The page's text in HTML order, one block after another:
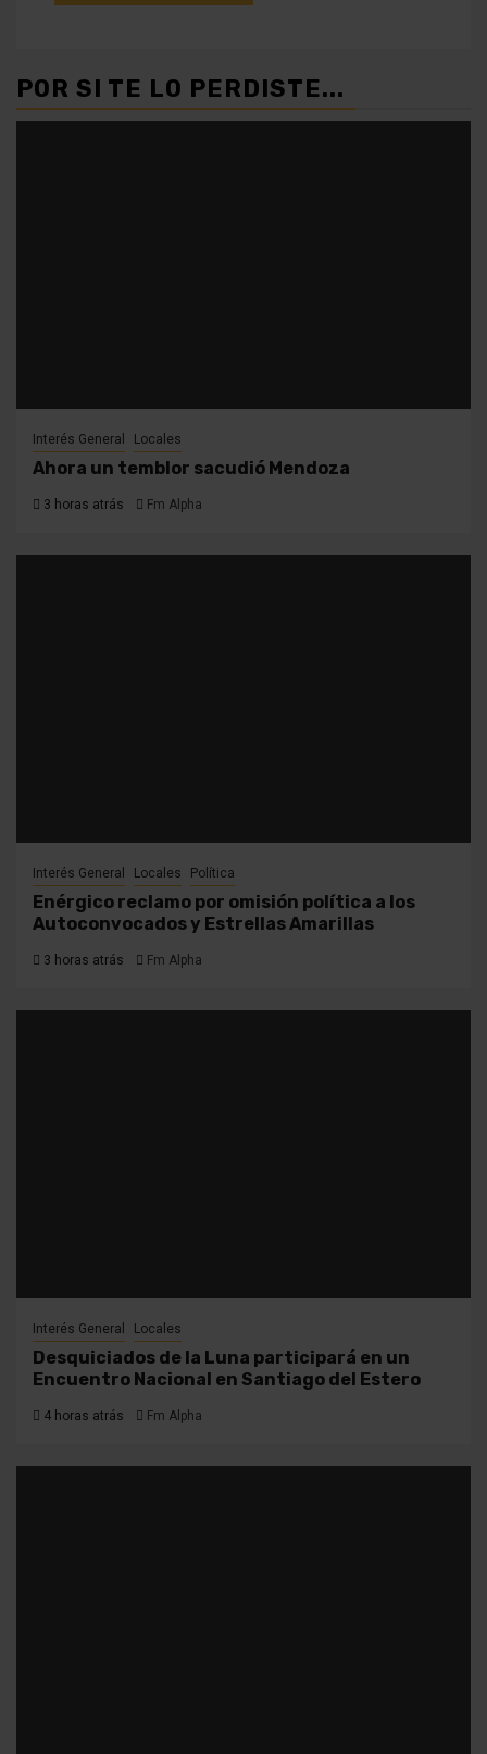
POR SI TE LO PERDISTE...
Interés General Locales
Ahora un temblor sacudió Mendoza
3 horas atrás Fm Alpha
Interés General Locales Política
Enérgico reclamo por omisión política a los
Autoconvocados y Estrellas Amarillas
3 horas atrás Fm Alpha
Interés General Locales
Desquiciados de la Luna participará en un
Encuentro Nacional en Santiago del Estero
4 horas atrás Fm Alpha